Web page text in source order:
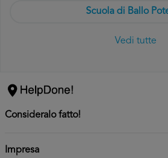
Scuola di Ballo
Vedi tutte
Consideralo fatto!
Impresa